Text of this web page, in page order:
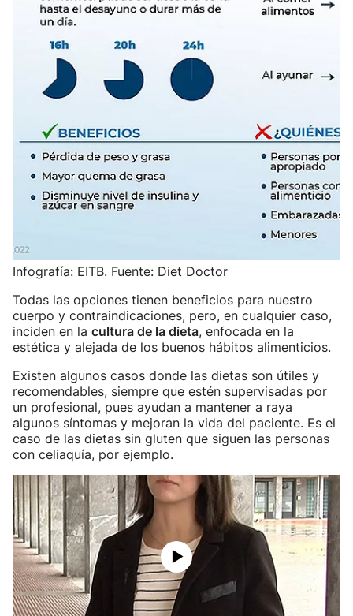
Infografía: EITB. Fuente: Diet Doctor
Todas las opciones tienen beneficios para nuestro
cuerpo y contraindicaciones, pero, en cualquier caso,
inciden en la cultura de la dieta, enfocada en la
estética y alejada de los buenos hábitos alimenticios.
Existen algunos casos donde las dietas son útiles y
recomendables, siempre que estén supervisadas por
un profesional, pues ayudan a mantener a raya
algunos síntomas y mejoran la vida del paciente. Es el
caso de las dietas sin gluten que siguen las personas
con celiaquía, por ejemplo.